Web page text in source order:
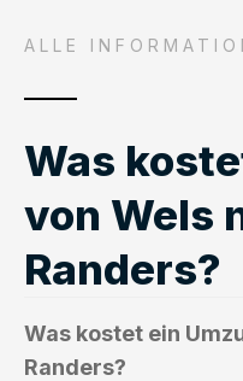
ALLE
Was
von Wels
Randers?
Was kostet ein
Randers?